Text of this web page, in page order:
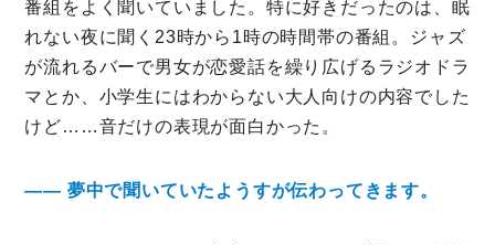
番組をよく聞いていました。特に好きだったのは、眠
れない夜に聞く23時から1時の時間帯の番組。ジャズ
が流れるバーで男女が恋愛話を繰り広げるラジオドラ
マとか、小学生にはわからない大人向けの内容でした
けど……音だけの表現が面白かった。
―― 夢中で聞いていたようすが伝わってきます。